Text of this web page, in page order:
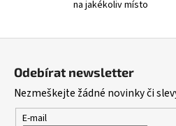
ý
s
na jakékoliv místo
Odebírat newsletter
Nezmeškejte žádné novinky či
E-mail